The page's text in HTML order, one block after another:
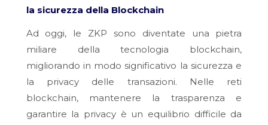
la sicurezza della Blockchain
Ad oggi, le ZKP sono diventate una pietra
miliare della tecnologia blockchain,
migliorando in modo significativo la sicurezza e
la privacy delle transazioni. Nelle reti
blockchain, mantenere la trasparenza e
garantire la privacy è un equilibrio difficile da